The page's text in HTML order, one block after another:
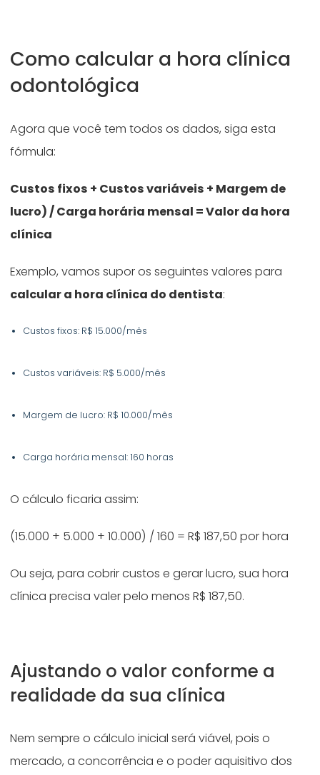
Como calcular a hora clínica
odontológica
Agora que você tem todos os dados, siga esta
fórmula:
Custos fixos + Custos variáveis + Margem de
lucro) / Carga horária mensal = Valor da hora
clínica
Exemplo, vamos supor os seguintes valores para
calcular a hora clínica do dentista:
Custos fixos: R$ 15.000/mês
Custos variáveis: R$ 5.000/mês
Margem de lucro: R$ 10.000/mês
Carga horária mensal: 160 horas
O cálculo ficaria assim:
(15.000 + 5.000 + 10.000) / 160 = R$ 187,50 por hora
Ou seja, para cobrir custos e gerar lucro, sua hora
clínica precisa valer pelo menos R$ 187,50.
Ajustando o valor conforme a
realidade da sua clínica
Nem sempre o cálculo inicial será viável, pois o
mercado, a concorrência e o poder aquisitivo dos